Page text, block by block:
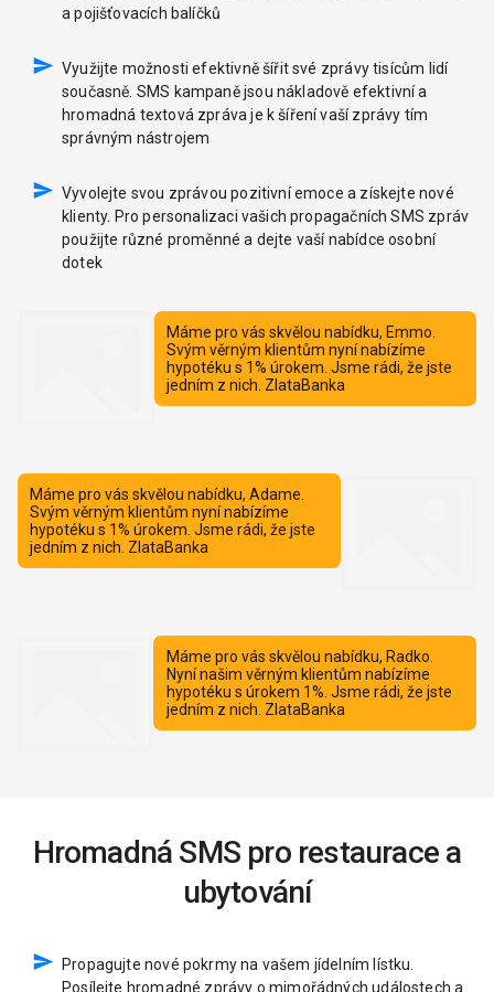
a pojišťovacích balíčků
Využijte možnosti efektivně šířit své zprávy tisícům lidí
současně. SMS kampaně jsou nákladově efektivní a
hromadná textová zpráva je k šíření vaší zprávy tím
správným nástrojem
Vyvolejte svou zprávou pozitivní emoce a získejte nové
klienty. Pro personalizaci vašich propagačních SMS zpráv
použijte různé proměnné a dejte vaší nabídce osobní
dotek
Hromadná SMS pro restaurace a
ubytování
Propagujte nové pokrmy na vašem jídelním lístku.
Posílejte hromadné zprávy o mimořádných událostech a